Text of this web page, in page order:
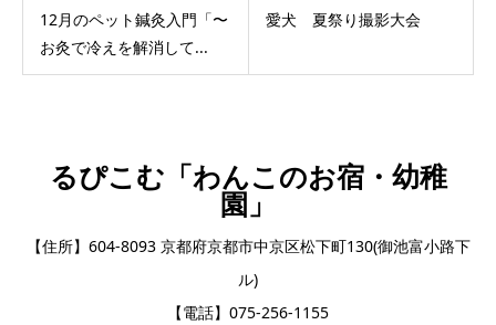
12月のペット鍼灸入門「〜
お灸で冷えを解消して...
愛犬 夏祭り撮影大会
るぴこむ「わんこのお宿・幼稚
園」
【住所】604-8093 京都府京都市中京区松下町130(御池富小路下
ル)
【電話】075-256-1155